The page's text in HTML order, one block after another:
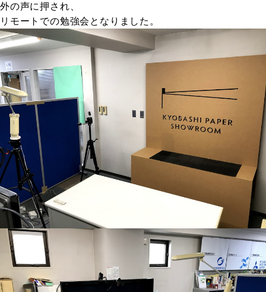
外の声に押され、
リモートでの勉強会となりました。